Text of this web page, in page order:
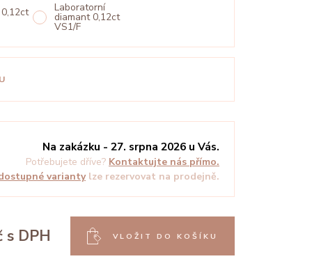
Laboratorní
diamant 0,12ct
VS1/F
Na zakázku - 27. srpna 2026 u Vás.
Potřebujete dříve? Kontaktujte nás přímo.
varianty lze rezervovat na prodejně.
s DPH VLOŽIT DO KOŠÍKU